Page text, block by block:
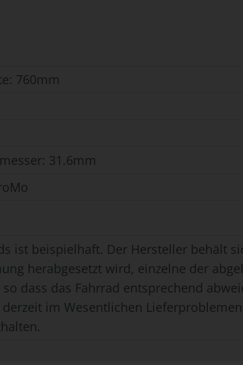
760mm
31.6mm
ist beispielhaft. Der Hersteller behält
herabgesetzt wird, einzelne der
dass das Fahrrad entsprechend
im Wesentlichen